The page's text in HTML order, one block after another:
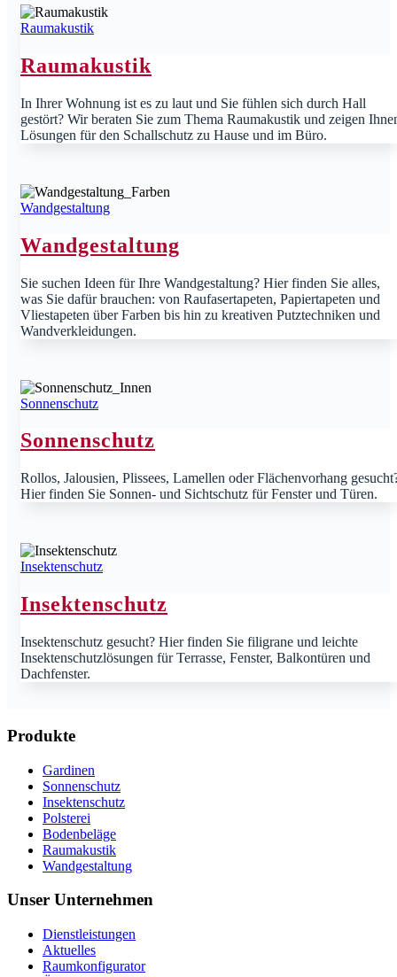
Raumakustik
Raumakustik
In Ihrer Wohnung ist es zu laut und Sie fühlen sich durch Hall
gestört? Wir beraten Sie zum Thema Raumakustik und zeigen
Lösungen für den Schallschutz zu Hause und im Büro.
Wandgestaltung
Wandgestaltung
Sie suchen Ideen für Ihre Wandgestaltung? Hier finden Sie alles,
was Sie dafür brauchen: von Raufasertapeten, Papiertapeten und
Vliestapeten über Farben bis hin zu kreativen Putztechniken und
Wandverkleidungen.
Sonnenschutz
Sonnenschutz
Rollos, Jalousien, Plissees, Lamellen oder Flächenvorhang
Hier finden Sie Sonnen- und Sichtschutz für Fenster und Türen.
Insektenschutz
Insektenschutz
Insektenschutz gesucht? Hier finden Sie filigrane und leichte
Insektenschutzlösungen für Terrasse, Fenster, Balkontüren und
Dachfenster.
Produkte
Gardinen
Sonnenschutz
Insektenschutz
Polsterei
Bodenbeläge
Raumakustik
Wandgestaltung
Unser Unternehmen
Dienstleistungen
Aktuelles
Raumkonfigurator